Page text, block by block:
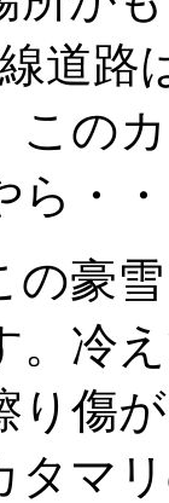
道路
この
・・
の豪
。冷
り傷
タマ